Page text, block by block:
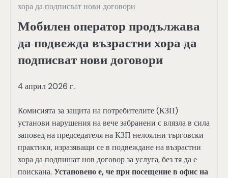
хора да подписват нови договори
Мобилен оператор продължава
да подвежда възрастни хора да
подписват нови договори
4 април 2026 г.
Комисията за защита на потребителите (КЗП)
установи нарушения на вече забранени с влязла в сила
заповед на председателя на КЗП нелоялни търговски
практики, изразяващи се в подвеждане на възрастни
хора да подпишат нов договор за услуга, без тя да е
поискана.Установено е, че при посещение в офис на